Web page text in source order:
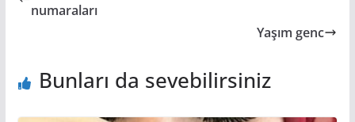
numaraları
Yaşım genc
Bunları da sevebilirsiniz